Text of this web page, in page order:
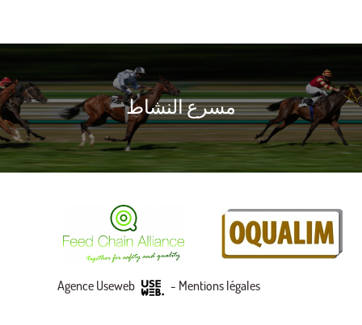
مسرع النشاط
Mentions légales
-